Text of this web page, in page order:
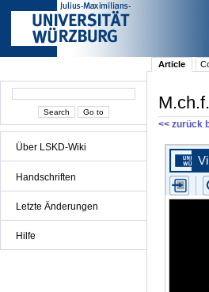
Über LSKD-Wiki
Handschriften
Letzte Änderungen
Hilfe
Article
<< zurück